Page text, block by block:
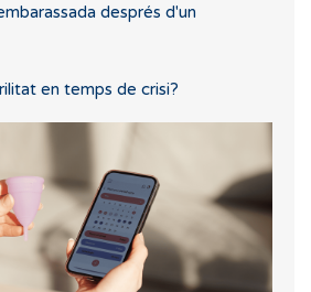
després d'un
en temps de crisi?